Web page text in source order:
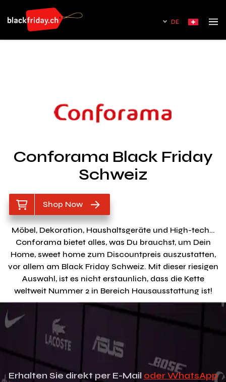
DE
Conforama Black Friday
Schweiz
Shop Now
Möbel, Dekoration, Haushaltsgeräte und High-tech…
Conforama bietet alles, was Du brauchst, um Dein
Home, sweet home zum Discountpreis auszustatten,
vor allem am Black Friday Schweiz. Mit dieser riesigen
Auswahl, ist es nicht erstaunlich, dass die Kette
weltweit Nummer 2 in Bereich Hausausstattung ist!
Erhalten Sie direkt per E-Mail oder WhatsApp